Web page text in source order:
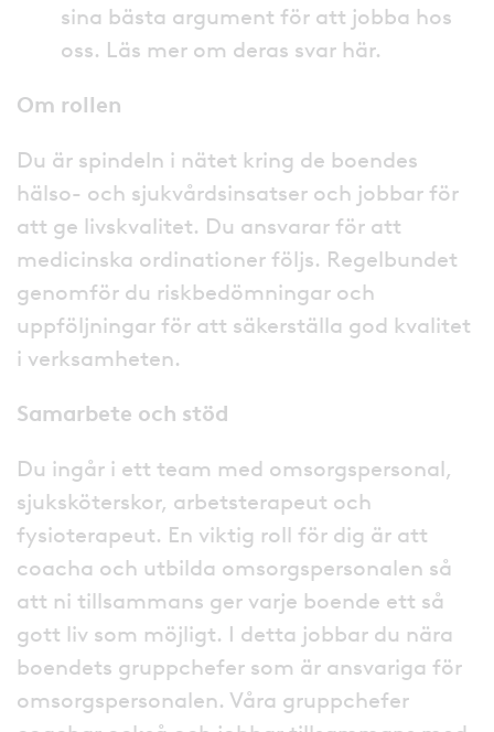
sina bästa argument för att jobba hos
oss. Läs mer om deras svar här.
Om rollen
Du är spindeln i nätet kring de boendes
hälso- och sjukvårdsinsatser och jobbar för
att ge livskvalitet. Du ansvarar för att
medicinska ordinationer följs. Regelbundet
genomför du riskbedömningar och
uppföljningar för att säkerställa god kvalitet
i verksamheten.
Samarbete och stöd
Du ingår i ett team med omsorgspersonal,
sjuksköterskor, arbetsterapeut och
fysioterapeut. En viktig roll för dig är att
coacha och utbilda omsorgspersonalen så
att ni tillsammans ger varje boende ett så
gott liv som möjligt. I detta jobbar du nära
boendets gruppchefer som är ansvariga för
omsorgspersonalen. Våra gruppchefer